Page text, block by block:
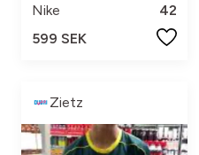
Nike
42
599 SEK
Zietz